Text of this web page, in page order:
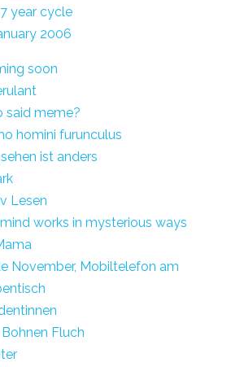
year cycle
2006
soon
said meme?
homini furunculus
ist anders
Lesen
works in mysterious ways
November, Mobiltelefon am
Fluch